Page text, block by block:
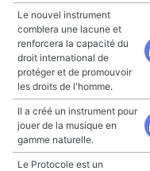
Le nouvel instrument
comblera une lacune et
renforcera la capacité du
droit international de
protéger et de promouvoir
les droits de l'homme.
Il a créé un instrument pour
jouer de la musique en
gamme naturelle.
Le Protocole est un